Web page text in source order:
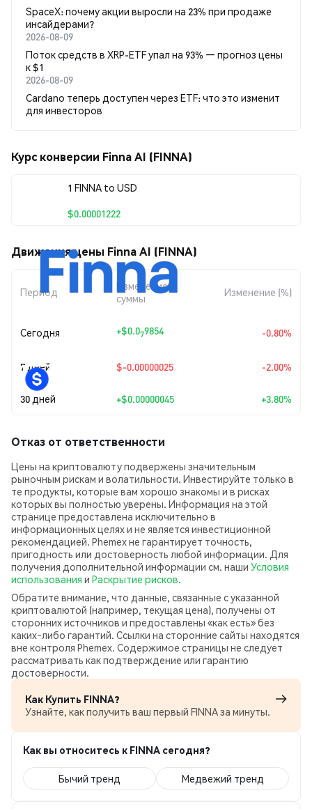
SpaceX: почему акции выросли на 23% при продаже
инсайдерами?
2026-08-09
Поток средств в XRP-ETF упал на 93% — прогноз цены
к $1
2026-08-09
Cardano теперь доступен через ETF: что это изменит
для инвесторов
Курс конверсии Finna AI (FINNA)
1 FINNA to USD
$0.00001222
Движения цены Finna AI (FINNA)
Период
Изменение
суммы
Изменение (%)
Сегодня +$0.079854 -0.80%
7 дней $-0.00000025 -2.00%
30 дней +$0.00000045 +3.80%
Отказ от ответственности
Цены на криптовалюту подвержены значительным
рыночным рискам и волатильности. Инвестируйте только в
те продукты, которые вам хорошо знакомы и в рисках
которых вы полностью уверены. Информация на этой
странице предоставлена исключительно в
информационных целях и не является инвестиционной
рекомендацией. Phemex не гарантирует точность,
пригодность или достоверность любой информации. Для
получения дополнительной информации см. наши Условия
использования и Раскрытие рисков.
Обратите внимание, что данные, связанные с указанной
криптовалютой (например, текущая цена), получены от
сторонних источников и предоставлены «как есть» без
каких‑либо гарантий. Ссылки на сторонние сайты находятся
вне контроля Phemex. Содержимое страницы не следует
рассматривать как подтверждение или гарантию
достоверности.
Как Купить FINNA?
Узнайте, как получить ваш первый FINNA за минуты.
Как вы относитесь к FINNA сегодня?
Бычий тренд Медвежий тренд